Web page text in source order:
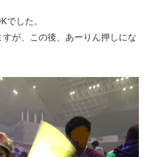
でした。
が、この後、あーりん押しにな